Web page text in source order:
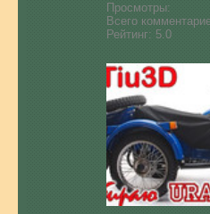
Просмотры:
Всего
Рейтинг: 5.0